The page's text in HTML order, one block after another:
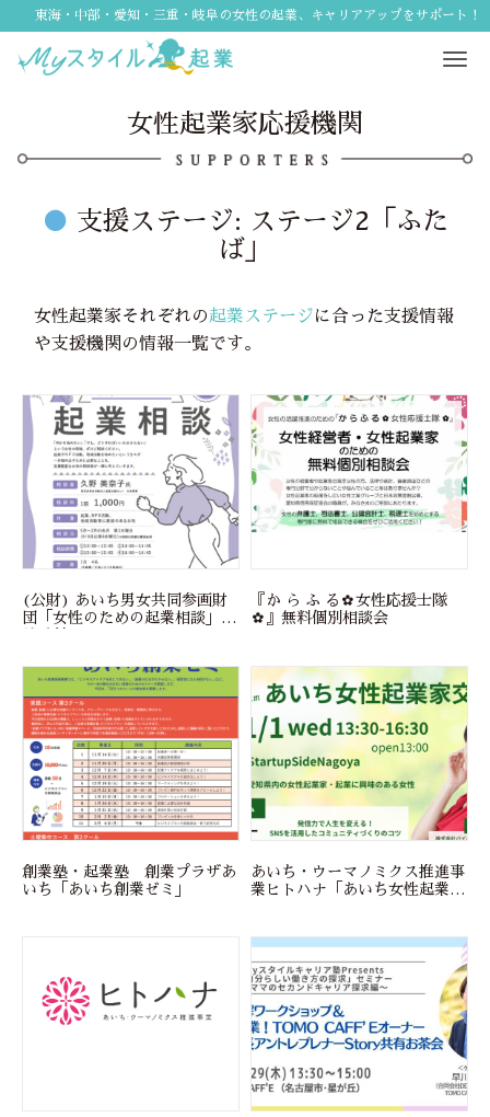
東海・中部・愛知・三重・岐阜の女性の起業、キャリアアップをサポート！
女性起業家応援機関
● 支援ステージ: ステージ2「ふた
ば」
女性起業家それぞれの起業ステージに合った支援情報
や支援機関の情報一覧です。
(公財) あいち男女共同参画財
団「女性のための起業相談」相
『か ら ふ る✿女性応援士隊
✿』無料個別相談会
創業塾・起業塾 創業プラザあ
いち「あいち創業ゼミ」
あいち・ウーマノミクス推進事
業ヒトハナ「あいち女性起業家